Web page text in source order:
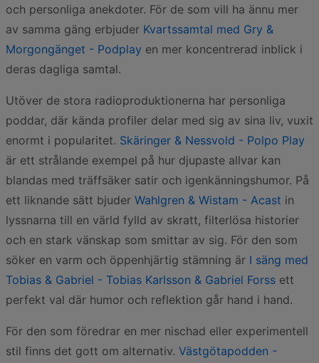
och personliga anekdoter. För de som vill ha ännu mer
av samma gäng erbjuder Kvartssamtal med Gry &
Morgongänget - Podplay en mer koncentrerad inblick i
deras dagliga samtal.
Utöver de stora radioproduktionerna har personliga
poddar, där kända profiler delar med sig av sina liv, vuxit
enormt i popularitet. Skäringer & Nessvold - Polpo Play
är ett strålande exempel på hur djupaste allvar kan
blandas med träffsäker satir och igenkänningshumor. På
ett liknande sätt bjuder Wahlgren & Wistam - Acast in
lyssnarna till en värld fylld av skratt, filterlösa historier
och en stark vänskap som smittar av sig. För den som
söker en varm och öppenhjärtig stämning är I säng med
Tobias & Gabriel - Tobias Karlsson & Gabriel Forss ett
perfekt val där humor och reflektion går hand i hand.
För den som föredrar en mer nischad eller experimentell
stil finns det gott om alternativ. Västgötapodden -